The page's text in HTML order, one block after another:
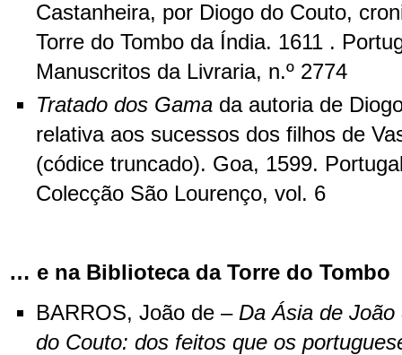
Castanheira, por Diogo do Couto,
Torre do Tombo da Índia. 1611 .
Manuscritos da Livraria, n.º 2774
Tratado dos Gama da autoria de
relativa aos sucessos dos filhos de
(códice truncado). Goa, 1599.
Colecção São Lourenço, vol. 6
… e na Biblioteca da Torre do Tombo
BARROS, João de – Da Ásia de
do Couto: dos feitos que os